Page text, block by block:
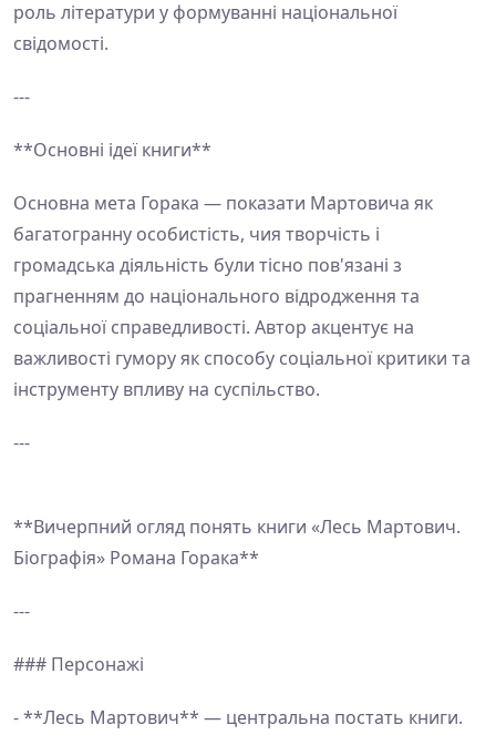
роль літератури у формуванні національної
свідомості.
---
**Основні ідеї книги**
Основна мета Горака — показати Мартовича як
багатогранну особистість, чия творчість і
громадська діяльність були тісно пов'язані з
прагненням до національного відродження та
соціальної справедливості. Автор акцентує на
важливості гумору як способу соціальної критики та
інструменту впливу на суспільство.
---
**Вичерпний огляд понять книги «Лесь Мартович.
Біографія» Романа Горака**
---
### Персонажі
- **Лесь Мартович** — центральна постать книги.